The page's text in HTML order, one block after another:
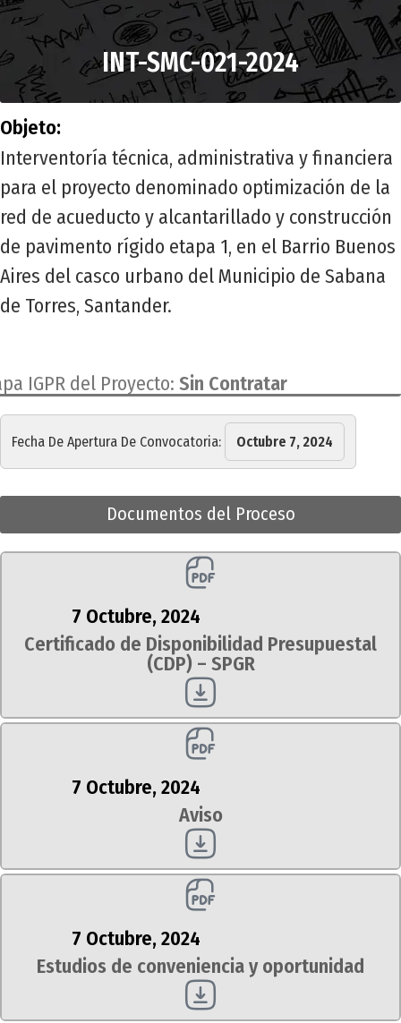
INT-SMC-021-2024
Objeto:
Interventoría técnica, administrativa y financiera
para el proyecto denominado optimización de la
red de acueducto y alcantarillado y construcción
de pavimento rígido etapa 1, en el Barrio Buenos
Aires del casco urbano del Municipio de Sabana
de Torres, Santander.
IGPR del Proyecto: Sin Contratar
Fecha De Apertura De Convocatoria: Octubre 7, 2024
Documentos del Proceso
7 Octubre, 2024
Certificado de Disponibilidad Presupuestal
(CDP) – SPGR
7 Octubre, 2024
Aviso
7 Octubre, 2024
Estudios de conveniencia y oportunidad